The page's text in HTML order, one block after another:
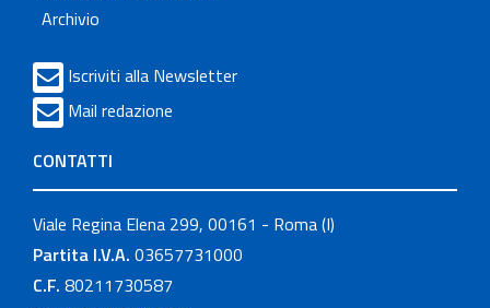
Archivio
Iscriviti alla Newsletter
Mail redazione
CONTATTI
Viale Regina Elena 299, 00161 - Roma (I)
Partita I.V.A. 03657731000
C.F. 80211730587